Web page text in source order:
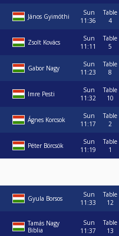
János Gyimóthi
Sun
11:36
Table
4
Zsolt Kovács
Sun
11:11
Table
5
Gabor Nagy
Sun
11:23
Table
8
Imre Pesti
Sun
11:32
Table
10
Ágnes Korcsok
Sun
11:17
Table
2
Péter Börcsök
Sun
11:19
Table
1
Gyula Borsos
Sun
11:33
Table
12
Tamás Nagy
Biblia
Sun
11:37
Table
13